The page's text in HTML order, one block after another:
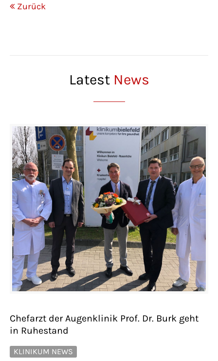
Zurück
Latest News
Chefarzt der Augenklinik Prof. Dr. Burk geht
in Ruhestand
KLINIKUM NEWS